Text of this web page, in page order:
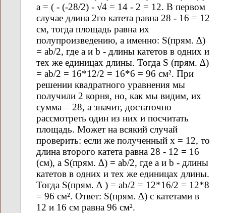
a = ( - (-28/2) - √4 = 14 - 2 = 12. В первом
случае длина 2го катета равна 28 - 16 = 12
см, тогда площадь равна их
полупроизведению, а именно: S(прям. ∆)
= ab/2, где а и b - длины катетов в одних и
тех же единицах длины. Тогда S (прям. ∆)
= ab/2 = 16*12/2 = 16*6 = 96 см². При
решении квадратного уравнения мы
получили 2 корня, но, как мы видим, их
сумма = 28, а значит, достаточно
рассмотреть один из них и посчитать
площадь. Может на всякий случай
проверить: если же полученный х = 12, то
длина второго катета равна 28 - 12 = 16
(см), а S(прям. ∆) = ab/2, где а и b - длины
катетов в одних и тех же единицах длины.
Тогда S(прям. ∆ ) = ab/2 = 12*16/2 = 12*8
= 96 см². Ответ: S(прям. ∆) с катетами в
12 и 16 см равна 96 см².